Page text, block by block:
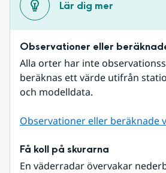
Lär dig mer
Observationer eller
Alla orter har inte
beräknas ett värde utifrån
och modelldata.
Observationer eller beräknade
Få koll på skurarna
En väderradar övervakar